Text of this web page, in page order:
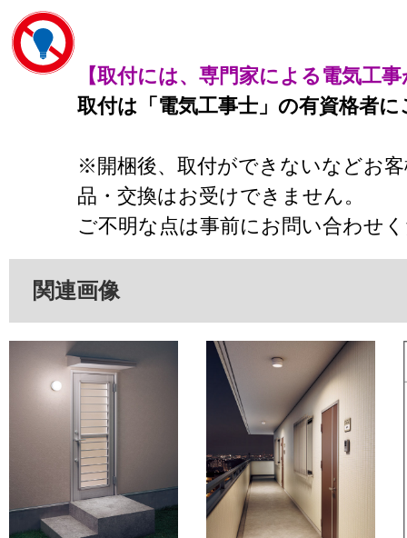
【取付には、専門家による電気工
取付は「電気工事士」の有資格者
※開梱後、取付ができないなどお
品・交換はお受けできません。
ご不明な点は事前にお問い合わせ
関連画像